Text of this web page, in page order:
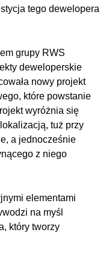
tego dewelopera
grupy RWS
deweloperskie
nowy projekt
które powstanie
wyróżnia się
tuż przy
a jednocześnie
z niego
elementami
na myśl
który tworzy